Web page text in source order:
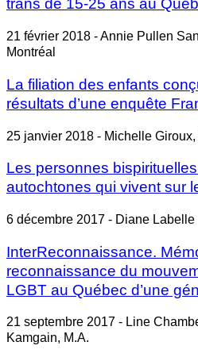
trans de 15-25 ans au
21 février 2018 - Annie Pullen
Montréal
La filiation des enfants
résultats d’une enquête
25 janvier 2018 - Michelle Giroux,
Les personnes
autochtones qui vivent sur
6 décembre 2017 - Diane Labelle
InterReconnaissance.
reconnaissance du
LGBT au Québec d’une
21 septembre 2017 - Line
Kamgain, M.A.